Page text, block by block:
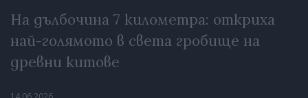
На дълбочина 7 километра: откриха
най-голямото в света гробище на
древни китове